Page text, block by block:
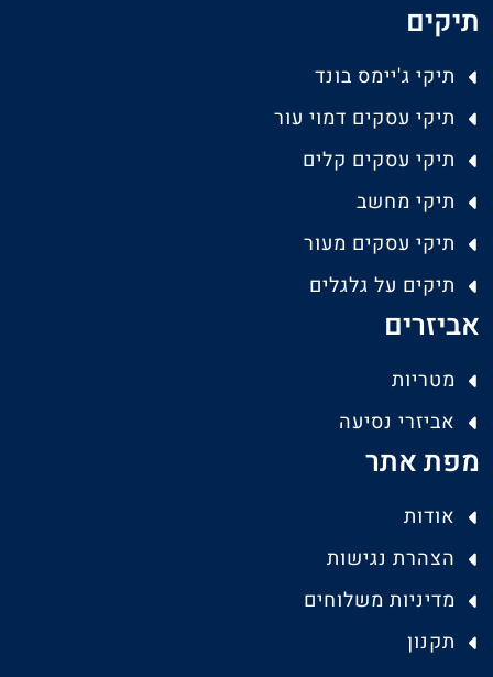
תיקים
תיקי ג'יימס בונד
תיקי עסקים דמוי עור
תיקי עסקים קלים
תיקי מחשב
תיקי עסקים מעור
תיקים על גלגלים
אביזרים
מטריות
אביזרי נסיעה
מפת אתר
אודות
הצהרת נגישות
מדיניות משלוחים
תקנון